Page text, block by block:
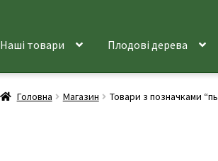
Наші товари Плодові дерева
Головна Магазин Товари з позначками